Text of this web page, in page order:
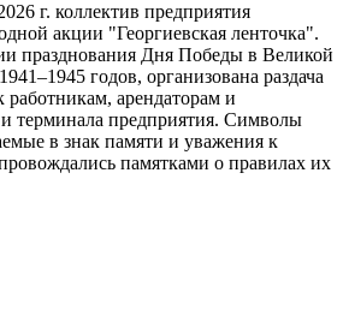
г. коллектив предприятия
акции "Георгиевская ленточка".
празднования Дня Победы в Великой
годов, организована раздача
работникам, арендаторам и
и терминала предприятия. Символы
в знак памяти и уважения к
памятками о правилах их